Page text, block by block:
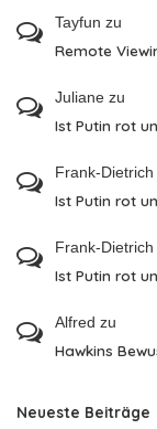
Tayfun zu
Remote
Juliane zu
Ist Putin rot
Frank-
Ist Putin rot
Frank-
Ist Putin rot
Alfred zu
Hawkins
Neueste Beiträge